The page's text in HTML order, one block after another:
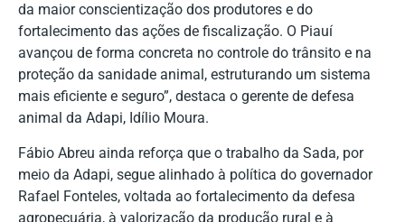
da maior conscientização dos produtores e do
fortalecimento das ações de fiscalização. O Piauí
avançou de forma concreta no controle do trânsito e na
proteção da sanidade animal, estruturando um sistema
mais eficiente e seguro”, destaca o gerente de defesa
animal da Adapi, Idílio Moura.
Fábio Abreu ainda reforça que o trabalho da Sada, por
meio da Adapi, segue alinhado à política do governador
Rafael Fonteles, voltada ao fortalecimento da defesa
agropecuária, à valorização da produção rural e à